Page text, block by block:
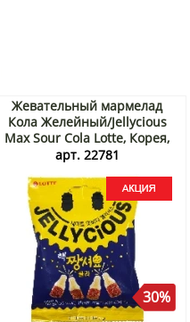
Жевательный мармелад
Кола Желейный/Jellycious
Max Sour Cola Lotte, Корея,
50 г Акция
арт. 22781
30%